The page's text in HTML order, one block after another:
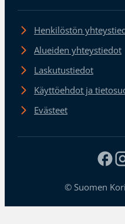
Henkilöstön
Alueiden yhteystiedot
Laskutustiedot
Käyttöehdot ja
Evästeet
© Suomen